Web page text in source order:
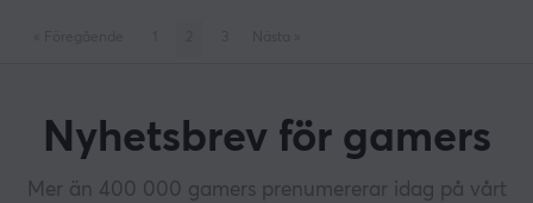
Nyhetsbrev för gamers
Mer än 400 000 gamers prenumererar idag på vårt